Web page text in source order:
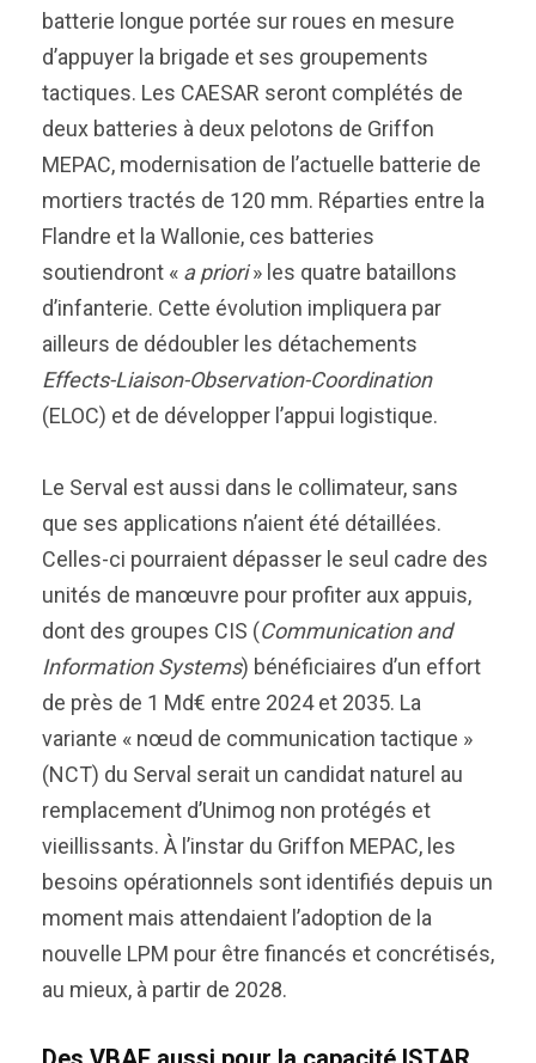
batterie longue portée sur roues en mesure
d’appuyer la brigade et ses groupements
tactiques. Les CAESAR seront complétés de
deux batteries à deux pelotons de Griffon
MEPAC, modernisation de l’actuelle batterie de
mortiers tractés de 120 mm. Réparties entre la
Flandre et la Wallonie, ces batteries
soutiendront « a priori» les quatre bataillons
d’infanterie. Cette évolution impliquera par
ailleurs de dédoubler les détachements
Effects-Liaison-Observation-Coordination
(ELOC) et de développer l’appui logistique.
Le Serval est aussi dans le collimateur, sans
que ses applications n’aient été détaillées.
Celles-ci pourraient dépasser le seul cadre des
unités de manœuvre pour profiter aux appuis,
dont des groupes CIS (Communication and
Information Systems) bénéficiaires d’un effort
de près de 1 Md€ entre 2024 et 2035. La
variante « nœud de communication tactique »
(NCT) du Serval serait un candidat naturel au
remplacement d’Unimog non protégés et
vieillissants. À l’instar du Griffon MEPAC, les
besoins opérationnels sont identifiés depuis un
moment mais attendaient l’adoption de la
nouvelle LPM pour être financés et concrétisés,
au mieux, à partir de 2028.